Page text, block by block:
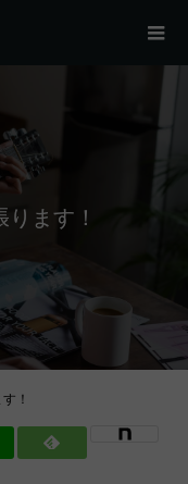
ます！
！